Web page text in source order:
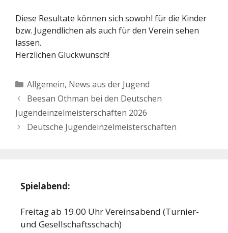
Diese Resultate können sich sowohl für die Kinder
bzw. Jugendlichen als auch für den Verein sehen
lassen.
Herzlichen Glückwunsch!
Kategorien
Allgemein, News aus der Jugend
Beesan Othman bei den Deutschen
Jugendeinzelmeisterschaften 2026
Deutsche Jugendeinzelmeisterschaften
Spielabend:
Freitag ab 19.00 Uhr Vereinsabend (Turnier-
und Gesellschaftsschach)